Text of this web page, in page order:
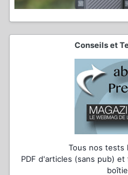
Conseils et
Tous nos tests
PDF d'articles (sans pub)